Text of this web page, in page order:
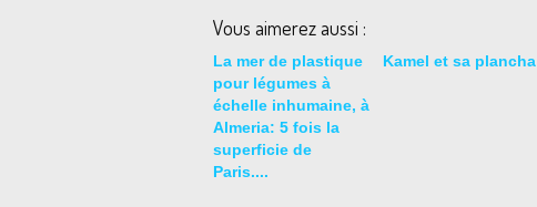
Vous aimerez aussi :
La mer de plastique
pour légumes à
échelle inhumaine, à
Almeria: 5 fois la
superficie de
Paris....
Kamel et sa plancha